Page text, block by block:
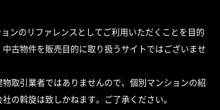
ンのリファレンスとしてご利用いただくことを目的
古物件を販売目的に取り扱うサイトではございませ
取引業者ではありませんので、個別マンションの紹
の斡旋は致しかねます。ご了承ください。